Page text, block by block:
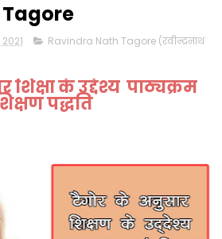
Ravindra Nath Tagore (रवीन्द्रनाथ
के उद्देश्य पाठ्यक्रम
पद्धति